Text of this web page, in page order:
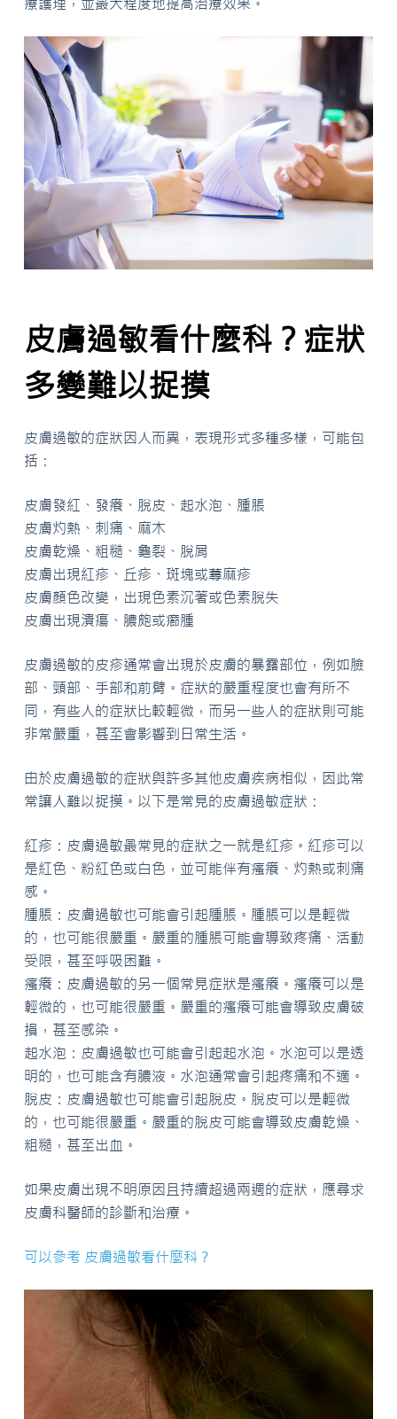
療護理，並最大程度地提高治療效果。
皮膚過敏看什麼科？症狀
多變難以捉摸
皮膚過敏的症狀因人而異，表現形式多種多樣，可能包
括：
皮膚發紅、發癢、脫皮、起水泡、腫脹
皮膚灼熱、刺痛、麻木
皮膚乾燥、粗糙、龜裂、脫屑
皮膚出現紅疹、丘疹、斑塊或蕁麻疹
皮膚顏色改變，出現色素沉著或色素脫失
皮膚出現潰瘍、膿皰或癤腫
皮膚過敏的皮疹通常會出現於皮膚的暴露部位，例如臉
部、頸部、手部和前臂。症狀的嚴重程度也會有所不
同，有些人的症狀比較輕微，而另一些人的症狀則可能
非常嚴重，甚至會影響到日常生活。
由於皮膚過敏的症狀與許多其他皮膚疾病相似，因此常
常讓人難以捉摸。以下是常見的皮膚過敏症狀：
紅疹：皮膚過敏最常見的症狀之一就是紅疹。紅疹可以
是紅色、粉紅色或白色，並可能伴有瘙癢、灼熱或刺痛
感。
腫脹：皮膚過敏也可能會引起腫脹。腫脹可以是輕微
的，也可能很嚴重。嚴重的腫脹可能會導致疼痛、活動
受限，甚至呼吸困難。
瘙癢：皮膚過敏的另一個常見症狀是瘙癢。瘙癢可以是
輕微的，也可能很嚴重。嚴重的瘙癢可能會導致皮膚破
損，甚至感染。
起水泡：皮膚過敏也可能會引起起水泡。水泡可以是透
明的，也可能含有膿液。水泡通常會引起疼痛和不適。
脫皮：皮膚過敏也可能會引起脫皮。脫皮可以是輕微
的，也可能很嚴重。嚴重的脫皮可能會導致皮膚乾燥、
粗糙，甚至出血。
如果皮膚出現不明原因且持續超過兩週的症狀，應尋求
皮膚科醫師的診斷和治療。
可以參考 皮膚過敏看什麼科？